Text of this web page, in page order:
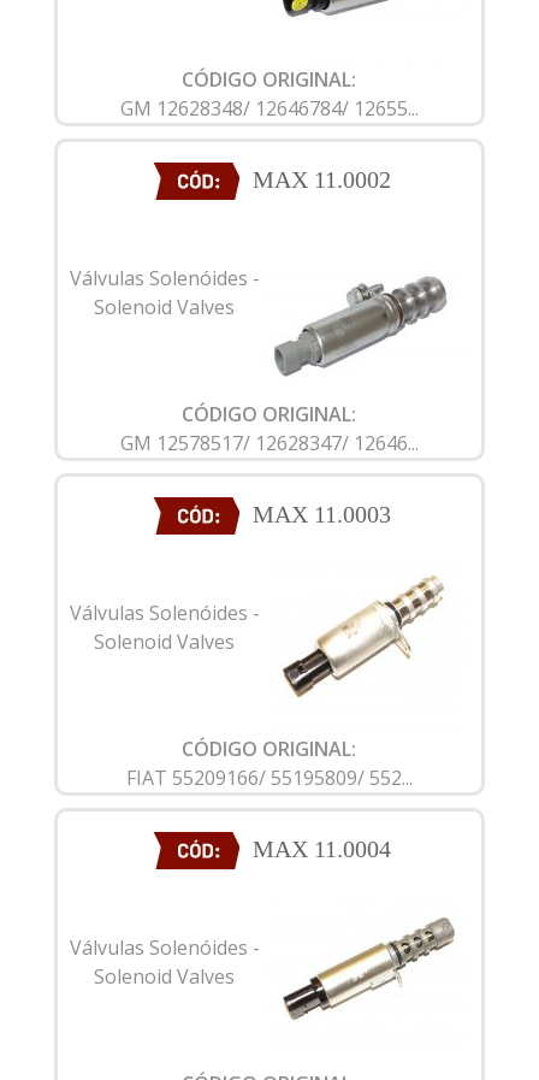
CÓDIGO ORIGINAL:
GM 12628348/ 12646784/ 12655...
MAX 11.0002
Válvulas Solenóides -
Solenoid Valves
CÓDIGO ORIGINAL:
GM 12578517/ 12628347/ 12646...
MAX 11.0003
Válvulas Solenóides -
Solenoid Valves
CÓDIGO ORIGINAL:
FIAT 55209166/ 55195809/ 552...
MAX 11.0004
Válvulas Solenóides -
Solenoid Valves